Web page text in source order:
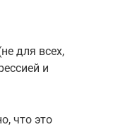
для всех,
и
что это